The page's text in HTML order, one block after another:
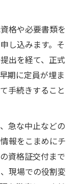
格や必要書類を
し込みます。そ
出を経て、正式
期に定員が埋ま
手続きすること
急な中止などの
報をこまめにチ
資格証交付まで
現場での役割変